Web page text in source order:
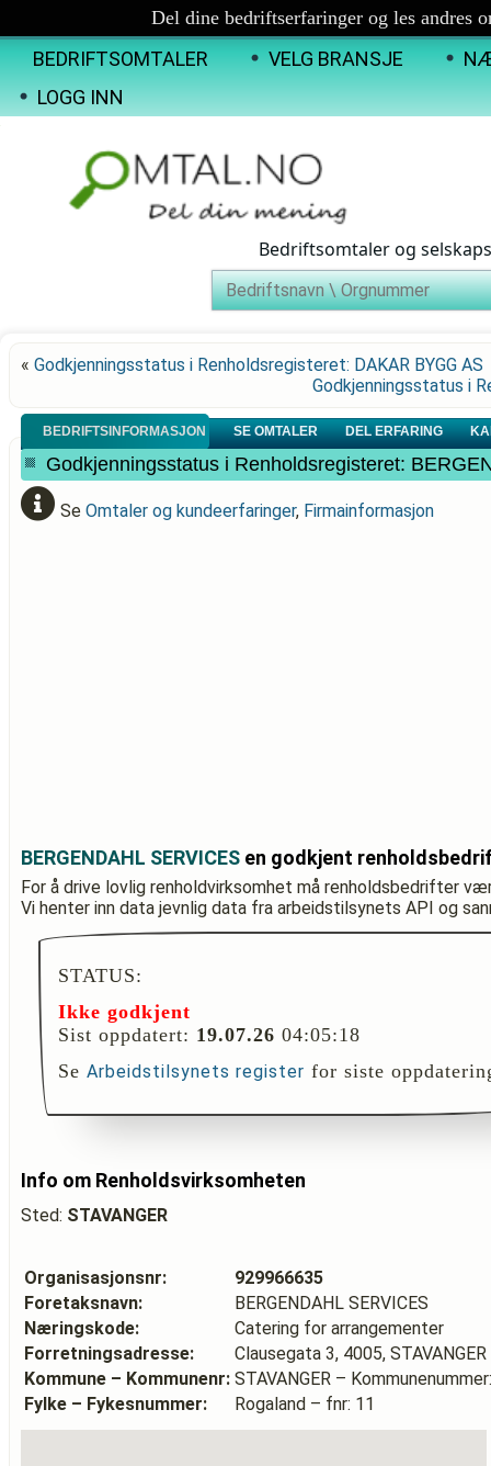
Del dine bedriftserfaringer og les andres
BEDRIFTSOMTALER VELG BRANSJE
LOGG INN
Bedriftsomtaler og
« Godkjenningsstatus i Renholdsregisteret: DAKAR BYGG AS
Godkjenningsstatus i
BEDRIFTSINFORMASJON SE OMTALER DEL ERFARING
Godkjenningsstatus i Renholdsregisteret:
Se Omtaler og kundeerfaringer, Firmainformasjon
BERGENDAHL SERVICES en godkjent
For å drive lovlig renholdvirksomhet må renholdsbedrifter
Vi henter inn data jevnlig data fra arbeidstilsynets API og
STATUS:
Ikke godkjent
Sist oppdatert: 19.07.26 04:05:18
Se Arbeidstilsynets register for siste
Info om Renholdsvirksomheten
Sted: STAVANGER
Organisasjonsnr:
929966635
Foretaksnavn:
BERGENDAHL SERVICES
Næringskode:
Catering for arrangementer
Forretningsadresse:
Clausegata 3, 4005, STAVANGER
Kommune – Kommunenr: STAVANGER –
Fylke – Fykesnummer:
Rogaland – fnr: 11